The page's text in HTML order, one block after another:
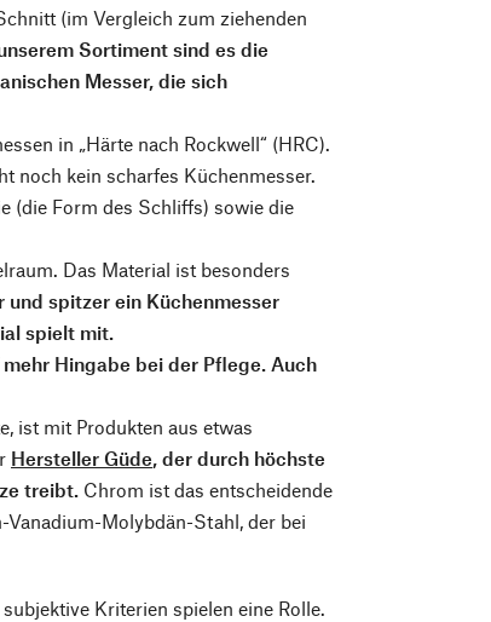
(im Vergleich zum ziehenden
Sortiment sind es die
Messer, die sich
in „Härte nach Rockwell“ (HRC).
noch kein scharfes Küchenmesser.
(die Form des Schliffs) sowie die
Das Material ist besonders
und spitzer ein Küchenmesser
spielt mit.
Hingabe bei der Pflege. Auch
ist mit Produkten aus etwas
Hersteller Güde, der durch höchste
treibt.Chrom ist das entscheidende
Molybdän-Stahl, der bei
Kriterien spielen eine Rolle.